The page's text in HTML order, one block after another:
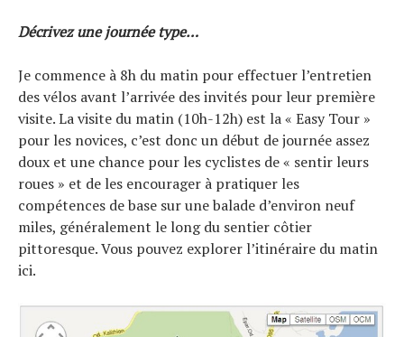
Décrivez une journée type…
Je commence à 8h du matin pour effectuer l’entretien
des vélos avant l’arrivée des invités pour leur première
visite. La visite du matin (10h-12h) est la « Easy Tour »
pour les novices, c’est donc un début de journée assez
doux et une chance pour les cyclistes de « sentir leurs
roues » et de les encourager à pratiquer les
compétences de base sur une balade d’environ neuf
miles, généralement le long du sentier côtier
pittoresque. Vous pouvez explorer l’itinéraire du matin
ici.